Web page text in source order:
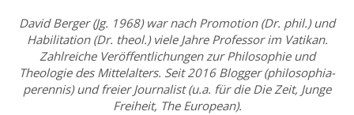
David Berger (Jg. 1968) war nach Promotion (Dr. phil.) und
Habilitation (Dr. theol.) viele Jahre Professor im Vatikan.
Zahlreiche Veröffentlichungen zur Philosophie und
Theologie des Mittelalters. Seit 2016 Blogger (philosophia-
perennis) und freier Journalist (u.a. für die Die Zeit, Junge
Freiheit, The European).